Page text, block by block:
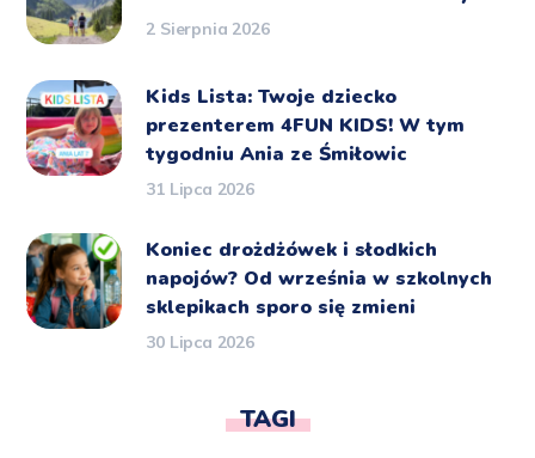
2 Sierpnia 2026
Kids Lista: Twoje dziecko
prezenterem 4FUN KIDS! W tym
tygodniu Ania ze Śmiłowic
31 Lipca 2026
Koniec drożdżówek i słodkich
napojów? Od września w szkolnych
sklepikach sporo się zmieni
30 Lipca 2026
TAGI